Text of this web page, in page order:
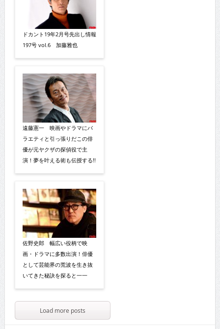
ドカント19年2月号先出し情報
197号 vol.6 加藤雅也
遠藤憲一 映画やドラマにバ
ラエティと引っ張りだこの俳
優が元ヤクザの探偵役で主
演！夢を叶える術も伝授する!!
佐野史郎 幅広い役柄で映
画・ドラマに多数出演！俳優
として芸能界の荒波を生き抜
いてきた秘訣を探ると一一
Load more posts